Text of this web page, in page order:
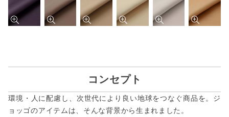
コンセプト
環境・人に配慮し、次世代により良い地球をつなぐ商品を。ジ
ョッゴのアイテムは、 そんな背景から生まれました。